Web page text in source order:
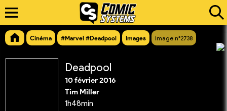
Cinéma #Marvel #Deadpool Images Image n°2738
Deadpool
10 février 2016
Tim Miller
1h48min